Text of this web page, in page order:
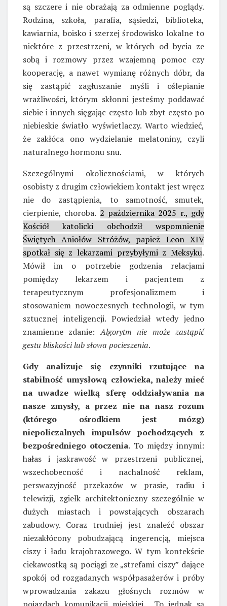
są szczere i nie obrażają za odmienne poglądy.
Rodzina, szkoła, parafia, sąsiedzi, biblioteka,
kawiarnia, boisko i szerzej środowisko lokalne to
niektóre z przestrzeni, w których od bycia ze
sobą i rozmowy przez wzajemną pomoc czy
kooperację, a nawet wymianę różnych dóbr, da
się zastąpić zagłuszanie myśli i oślepianie
wrażliwości, którym skłonni jesteśmy poddawać
siebie i innych sięgając często lub zbyt często po
niebieskie światło wyświetlaczy. Warto wiedzieć,
że zakłóca ono wydzielanie melatoniny, czyli
naturalnego hormonu snu.
Szczególnymi okolicznościami, w których
osobisty z drugim człowiekiem kontakt jest wręcz
nie do zastąpienia, to samotność, smutek,
cierpienie, choroba. 2 października 2025 r., gdy
Kościół katolicki obchodził wspomnienie
Świętych Aniołów Stróżów, papież Leon XIV
spotkał się z lekarzami przybyłymi z Meksyku.
Mówił im o potrzebie godzenia relacjami
pomiędzy lekarzem i pacjentem z
terapeutycznym profesjonalizmem i
stosowaniem nowoczesnych technologii, w tym
sztucznej inteligencji. Powiedział wtedy jedno
znamienne zdanie:Algorytm nie może zastąpić
gestu bliskości lub słowa pocieszenia.
Gdy analizuje się czynniki rzutujące na
stabilność umysłową człowieka, należy mieć
na uwadze wielką sferę oddziaływania na
nasze zmysły, a przez nie na nasz rozum
(którego ośrodkiem jest mózg)
niepoliczalnych impulsów pochodzących z
bezpośredniego otoczenia. To między innymi:
hałas i jaskrawość w przestrzeni publicznej,
wszechobecność i nachalność reklam,
perswazyjność przekazów w prasie, radiu i
telewizji, zgiełk architektoniczny szczególnie w
dużych miastach i powstających obszarach
zabudowy. Coraz trudniej jest znaleźć obszar
niezakłócony pobudzającą ingerencją, miejsca
ciszy i ładu krajobrazowego. W tym kontekście
ciekawostką są pociągi ze „strefami ciszy” dające
spokój od rozgadanych współpasażerów i próby
wprowadzania zakazu głośnych rozmów w